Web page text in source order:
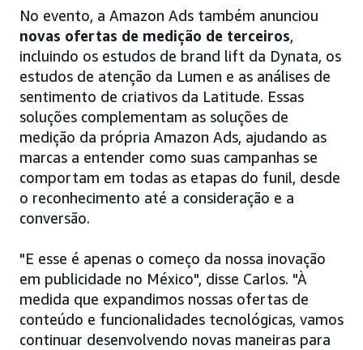
No evento, a Amazon Ads também anunciou
novas ofertas de medição de terceiros,
incluindo os estudos de brand lift da Dynata, os
estudos de atenção da Lumen e as análises de
sentimento de criativos da Latitude. Essas
soluções complementam as soluções de
medição da própria Amazon Ads, ajudando as
marcas a entender como suas campanhas se
comportam em todas as etapas do funil, desde
o reconhecimento até a consideração e a
conversão.
"E esse é apenas o começo da nossa inovação
em publicidade no México", disse Carlos. "À
medida que expandimos nossas ofertas de
conteúdo e funcionalidades tecnológicas, vamos
continuar desenvolvendo novas maneiras para